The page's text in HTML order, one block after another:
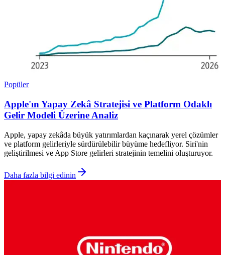
Popüler
Apple'ın Yapay Zekâ Stratejisi ve Platform Odaklı
Gelir Modeli Üzerine Analiz
Apple, yapay zekâda büyük yatırımlardan kaçınarak yerel çözümler
ve platform gelirleriyle sürdürülebilir büyüme hedefliyor. Siri'nin
geliştirilmesi ve App Store gelirleri stratejinin temelini oluşturuyor.
Daha fazla bilgi edinin